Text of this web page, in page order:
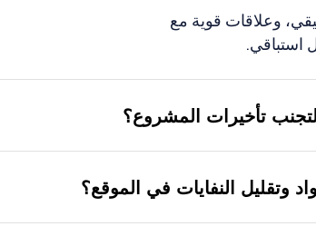
وعلاقات قوية مع
استباقي.
تأخيرات المشروع؟
وتقليل النفايات في الموقع؟